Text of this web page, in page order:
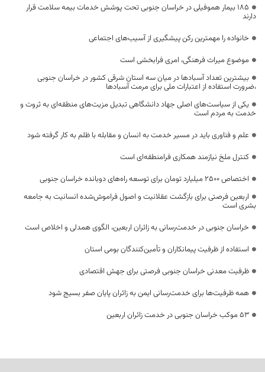
۱۸۵ بیمار هموفیلی در خراسان جنوبی تحت پوشش خدمات بیمه سلامت قرار
دارند
خانواده را مهمترین رکن پیشگیری از آسیب‌های اجتماعی
موضوع میراث فرهنگی، امری فرابخشی است
بیشترین تعداد آسبادها در میان سه استان شرقی کشور در خراسان جنوبی
،ضرورت استفاده از اعتبارات ملی برای مرمت آسبادها
یکی از سیاست‌های اصلی جهاد دانشگاهی تبدیل مزیت‌های منطقه‌ای به ثروت و
خدمت به مردم است
علم و فناوری باید در مسیر خدمت به انسان و مقابله با ظلم به کار گرفته شود
کنترل ملخ نیازمند همکاری فرامنطقه‌ای است
اختصاص 2500 میلیارد تومان برای توسعه راه‌های دوبانده خراسان جنوبی
اربعین فرصتی برای بازگشت عقلانیت و اصول فراموش‌شده انسانیت به جامعه
بشری است
خراسان جنوبی در خدمت‌رسانی به زائران اربعین، الگوی همدلی و اخلاص است
استفاده از ظرفیت پیمانکاران و تأمین‌کنندگان بومی استان
ظرفیت معدنی خراسان جنوبی فرصتی برای جهش اقتصادی
همه ظرفیت‌ها برای خدمت‌رسانی ایمن به زائران پایان صفر بسیج شود
53 موکب خراسان جنوبی در خدمت زائران اربعین